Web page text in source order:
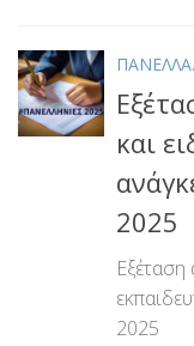
και
2025
Εξέταση
2025